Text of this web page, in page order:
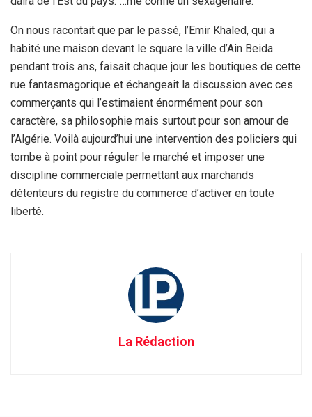
On nous racontait que par le passé, l’Emir Khaled, qui a
habité une maison devant le square la ville d’Ain Beida
pendant trois ans, faisait chaque jour les boutiques de cette
rue fantasmagorique et échangeait la discussion avec ces
commerçants qui l’estimaient énormément pour son
caractère, sa philosophie mais surtout pour son amour de
l’Algérie. Voilà aujourd’hui une intervention des policiers qui
tombe à point pour réguler le marché et imposer une
discipline commerciale permettant aux marchands
détenteurs du registre du commerce d’activer en toute
liberté.
La Rédaction